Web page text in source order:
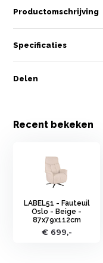
Productomschrijving
Specificaties
Delen
Recent bekeken
LABEL51 - Fauteuil
Oslo - Beige -
87x79x112cm
€ 699,-